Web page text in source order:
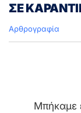
ΣΕ
Αρθρογραφία
Μπήκαμε